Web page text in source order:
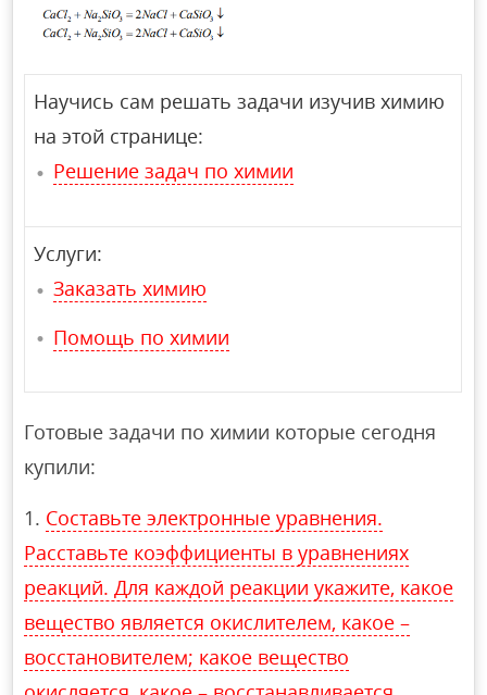
Научись сам решать задачи изучив химию
на этой странице:
Решение задач по химии
Услуги:
Заказать химию
Помощь по химии
Готовые задачи по химии которые сегодня
купили:
Составьте электронные уравнения.
Расставьте коэффициенты в уравнениях
реакций. Для каждой реакции укажите, какое
вещество является окислителем, какое –
восстановителем; какое вещество